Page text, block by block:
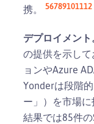
携。 56789101112
デプロイメント
の提供を示して
ョンやAzure
Yonderは段階
ー」）を市場
結果では85件